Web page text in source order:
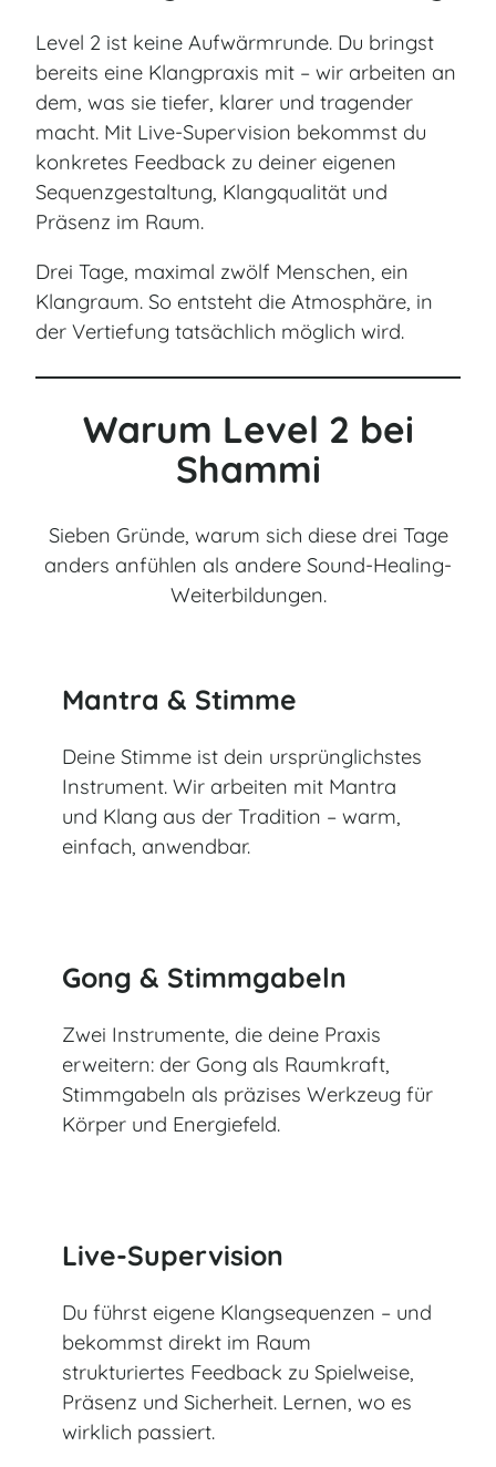
Level 2 ist keine Aufwärmrunde. Du bringst
bereits eine Klangpraxis mit – wir arbeiten an
dem, was sie tiefer, klarer und tragender
macht. Mit Live-Supervision bekommst du
konkretes Feedback zu deiner eigenen
Sequenzgestaltung, Klangqualität und
Präsenz im Raum.
Drei Tage, maximal zwölf Menschen, ein
Klangraum. So entsteht die Atmosphäre, in
der Vertiefung tatsächlich möglich wird.
Warum Level 2 bei
Shammi
Sieben Gründe, warum sich diese drei Tage
anders anfühlen als andere Sound-Healing-
Weiterbildungen.
Mantra & Stimme
Deine Stimme ist dein ursprünglichstes
Instrument. Wir arbeiten mit Mantra
und Klang aus der Tradition – warm,
einfach, anwendbar.
Gong & Stimmgabeln
Zwei Instrumente, die deine Praxis
erweitern: der Gong als Raumkraft,
Stimmgabeln als präzises Werkzeug für
Körper und Energiefeld.
Live-Supervision
Du führst eigene Klangsequenzen – und
bekommst direkt im Raum
strukturiertes Feedback zu Spielweise,
Präsenz und Sicherheit. Lernen, wo es
wirklich passiert.